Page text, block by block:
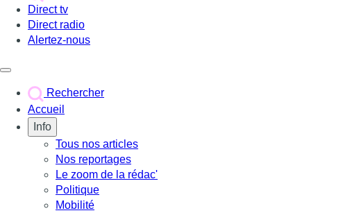
Direct tv
Direct radio
Alertez-nous
Rechercher
Accueil
Info
Tous nos articles
Nos reportages
Le zoom de la rédac'
Politique
Mobilité